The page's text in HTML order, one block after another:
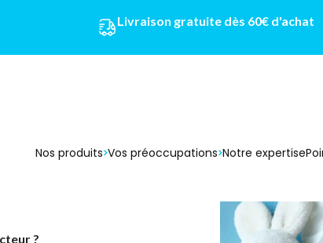
Livraison gratuite dès 60€ d'achat
Nos produits Vos préoccupations Notre expertise
?